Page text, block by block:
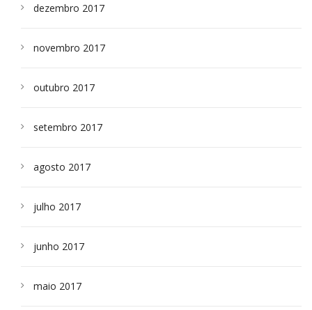
dezembro 2017
novembro 2017
outubro 2017
setembro 2017
agosto 2017
julho 2017
junho 2017
maio 2017